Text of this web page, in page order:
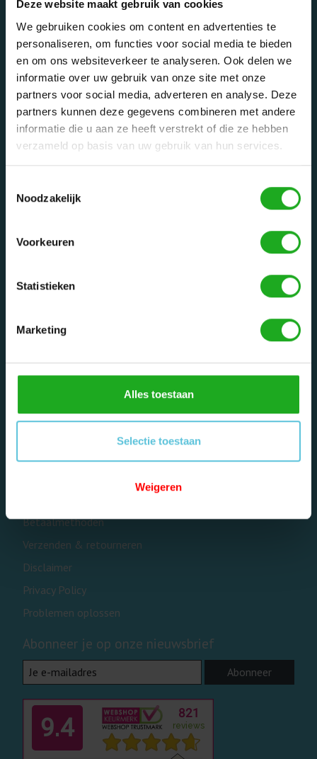
Deze website maakt gebruik van cookies
We gebruiken cookies om content en advertenties te
personaliseren, om functies voor social media te bieden
en om ons websiteverkeer te analyseren. Ook delen we
informatie over uw gebruik van onze site met onze
partners voor social media, adverteren en analyse. Deze
partners kunnen deze gegevens combineren met andere
informatie die u aan ze heeft verstrekt of die ze hebben
verzameld op basis van uw gebruik van hun services.
Noodzakelijk
Voorkeuren
Statistieken
Marketing
Alles toestaan
Selectie toestaan
Weigeren
Dolphinrobot - Onderdeel van Zwemland B.V. www.zwemland.nl
Categorieën
Privé zwembaden
Onderdelen
Registreren
Mijn tickets
Betaalmethoden
Verzenden & retourneren
Disclaimer
Privacy Policy
Problemen oplossen
Abonneer je op onze nieuwsbrief
Abonneer